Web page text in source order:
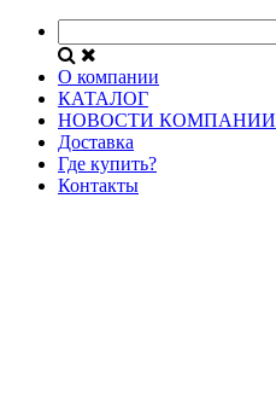
О компании
КАТАЛОГ
НОВОСТИ КОМПАНИИ
Доставка
Где купить?
Контакты